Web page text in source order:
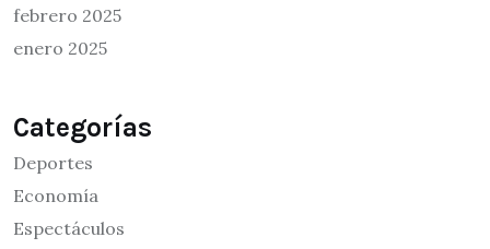
febrero 2025
enero 2025
Categorías
Deportes
Economía
Espectáculos